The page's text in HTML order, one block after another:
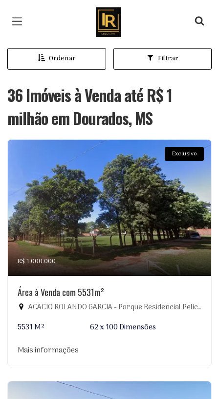
Página inicial
Ordenar Filtrar
36 Imóveis à Venda até R$ 1
milhão em Dourados, MS
Exclusivo
R$ 1.000.000
Área à Venda com 5531m²
ACACIO ROLANDO GARCIA - Parque Residencial Pelicano, Dourados-MS
5531 M²
62 x 100 Dimensões
Mais informações